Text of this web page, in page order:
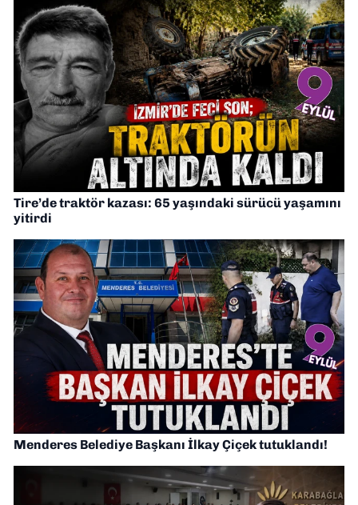
Tire’de traktör kazası: 65 yaşındaki sürücü yaşamını
yitirdi
Menderes Belediye Başkanı İlkay Çiçek tutuklandı!